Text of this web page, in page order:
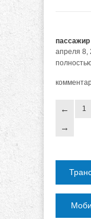
пассажир
апреля 8,
1